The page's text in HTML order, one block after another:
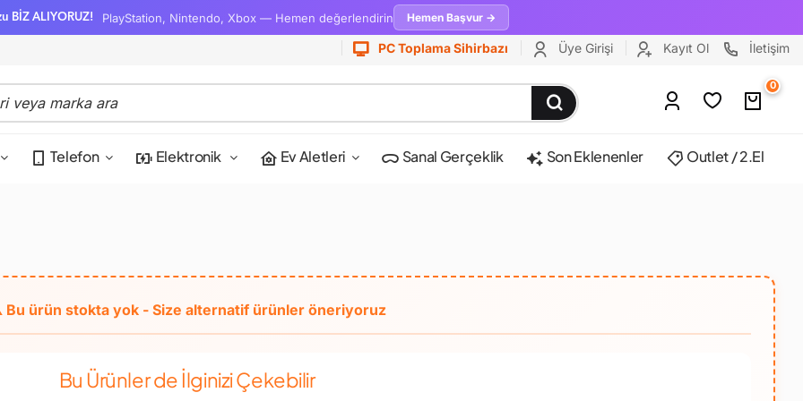
BİZ ALIYORUZ! PlayStation, Nintendo, Xbox — Hemen değerlendirin Hemen Başvur →
PC Toplama Sihirbazı Üye Girişi Kayıt Ol İletişim
0
Telefon Elektronik Ev Aletleri Sanal Gerçeklik Son Eklenenler Outlet / 2.El
Bu Ürünler de İlginizi Çekebilir